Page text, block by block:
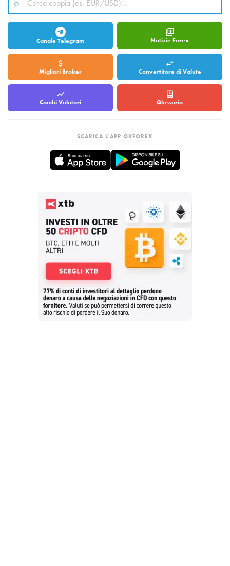
Canale Telegram Notizie Forex
Migliori Broker Convertitore di Valute
Cambi Valutari Glossario
SCARICA L'APP OKFOREX